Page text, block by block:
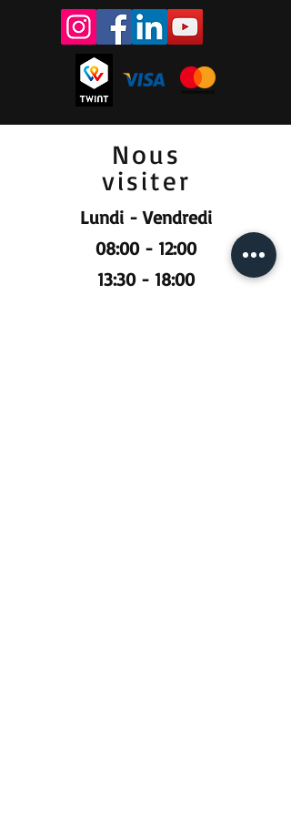
Nous
visiter
Lundi - Vendredi
08:00 - 12:00
13:30 - 18:00